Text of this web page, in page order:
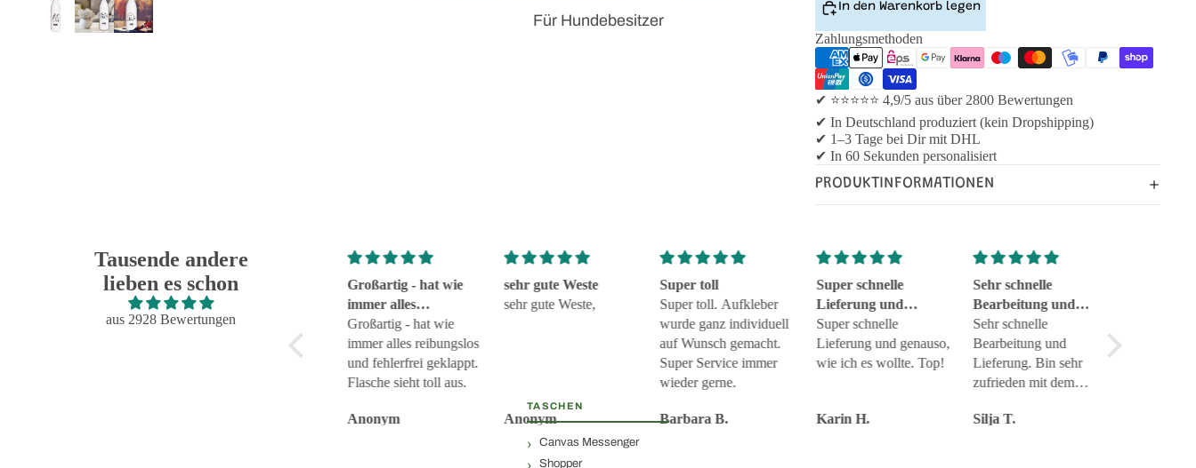
Für Hundebesitzer
TASCHEN
Canvas Messenger
Shopper
In den Warenkorb legen
Zahlungsmethoden
✔ ⭐⭐⭐⭐⭐ 4,9/5 aus über 2800 Bewertungen
✔ In Deutschland produziert (kein Dropshipping)
✔ 1–3 Tage bei Dir mit DHL
✔ In 60 Sekunden personalisiert
PRODUKTINFORMATIONEN
Tausende andere
lieben es schon
aus 2928 Bewertungen
Super!
Super!
Großartig - hat wie
immer alles
reibungslos und
fehlerfrei geklappt
Großartig - hat wie
immer alles reibungslos
und fehlerfrei geklappt.
Flasche sieht toll aus.
Anonym
sehr gute Weste
sehr gute Weste,
Anonym
Super toll
Super toll. Aufkleber
wurde ganz individuell
auf Wunsch gemacht.
Super Service immer
wieder gerne.
Barbara B.
Super schnelle
Lieferung und
genauso
Super schnelle
Lieferung und genauso,
wie ich es wollte. Top!
Karin H.
Sehr schnelle
Bearbeitung und
Lieferung
Sehr schnelle
Bearbeitung und
Lieferung. Bin sehr
zufrieden mit dem
Silja T.
zuverlässig